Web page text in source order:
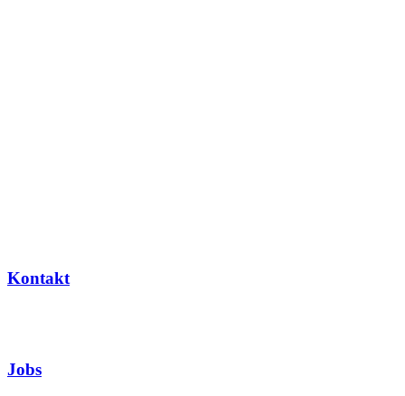
Kontakt
Jobs